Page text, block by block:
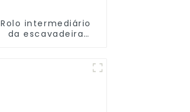
Rolo intermediário
da escavadeira